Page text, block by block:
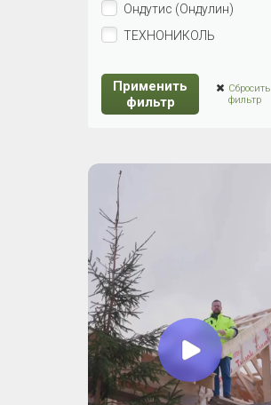
Ондутис (Ондулин)
ТЕХНОНИКОЛЬ
Применить
фильтр
Сбросить
фильтр